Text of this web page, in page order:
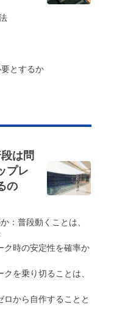
とするか
は問
プレ
の
：普段動くことは、
ク時の安定性を確率か
を乗り切ることは、
ロから自作することと